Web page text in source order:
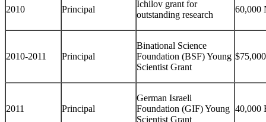
2010 Principal
Ichilov grant for
outstanding research
60,000
2010-2011 Principal
Binational Science
Foundation (BSF) Young
Scientist Grant
$75,000
2011 Principal
German Israeli
Foundation (GIF) Young
Scientist Grant
40,000